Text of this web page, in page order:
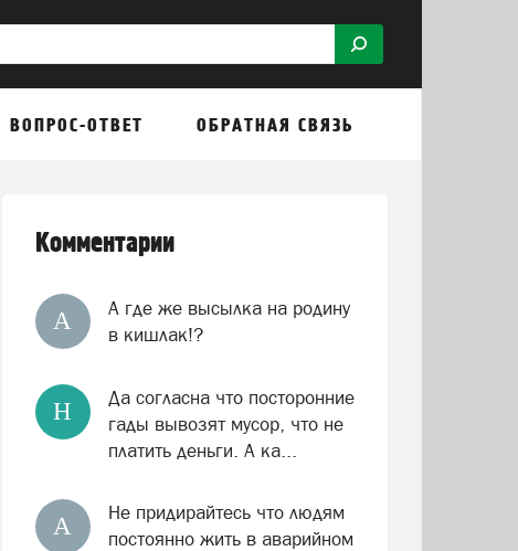
ВОПРОС-ОТВЕТ ОБРАТНАЯ СВЯЗЬ
Комментарии
А
А где же высылка на родину
в кишлак!?
Н
Да согласна что посторонние
гады вывозят мусор, что не
платить деньги. А ка...
А
Не придирайтесь что людям
постоянно жить в аварийном